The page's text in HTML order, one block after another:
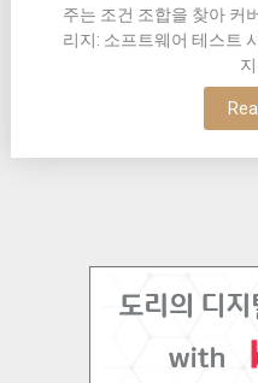
주는 조건 조합을 찾아 커
리지: 소프트웨어 테스트